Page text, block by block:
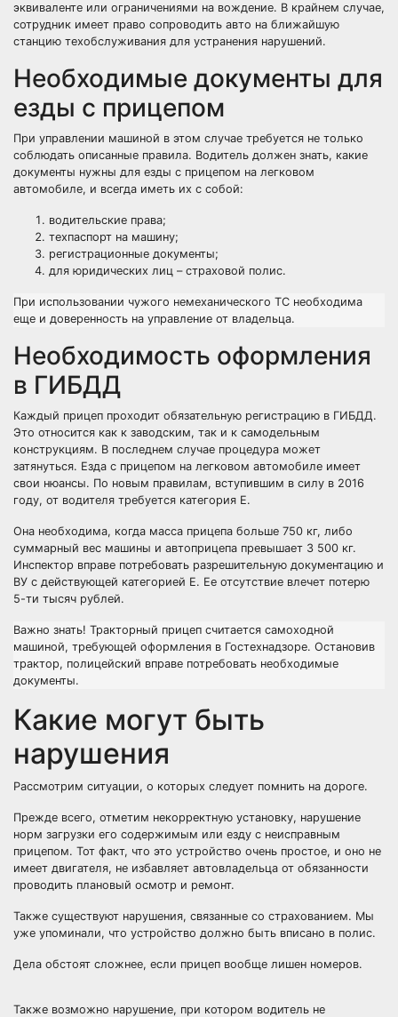
эквиваленте или ограничениями на вождение. В крайнем случае,
сотрудник имеет право сопроводить авто на ближайшую
станцию техобслуживания для устранения нарушений.
Необходимые документы для
езды с прицепом
При управлении машиной в этом случае требуется не только
соблюдать описанные правила. Водитель должен знать, какие
документы нужны для езды с прицепом на легковом
автомобиле, и всегда иметь их с собой:
водительские права;
техпаспорт на машину;
регистрационные документы;
для юридических лиц – страховой полис.
При использовании чужого немеханического ТС необходима
еще и доверенность на управление от владельца.
Необходимость оформления
в ГИБДД
Каждый прицеп проходит обязательную регистрацию в ГИБДД.
Это относится как к заводским, так и к самодельным
конструкциям. В последнем случае процедура может
затянуться. Езда с прицепом на легковом автомобиле имеет
свои нюансы. По новым правилам, вступившим в силу в 2016
году, от водителя требуется категория Е.
Она необходима, когда масса прицепа больше 750 кг, либо
суммарный вес машины и автоприцепа превышает 3 500 кг.
Инспектор вправе потребовать разрешительную документацию и
ВУ с действующей категорией Е. Ее отсутствие влечет потерю
5-ти тысяч рублей.
Важно знать! Тракторный прицеп считается самоходной
машиной, требующей оформления в Гостехнадзоре. Остановив
трактор, полицейский вправе потребовать необходимые
документы.
Какие могут быть
нарушения
Рассмотрим ситуации, о которых следует помнить на дороге.
Прежде всего, отметим некорректную установку, нарушение
норм загрузки его содержимым или езду с неисправным
прицепом. Тот факт, что это устройство очень простое, и оно не
имеет двигателя, не избавляет автовладельца от обязанности
проводить плановый осмотр и ремонт.
Также существуют нарушения, связанные со страхованием. Мы
уже упоминали, что устройство должно быть вписано в полис.
Дела обстоят сложнее, если прицеп вообще лишен номеров.
Также возможно нарушение, при котором водитель не